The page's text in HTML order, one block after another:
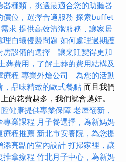
器種類，挑選最適合您的助聽器
價位，選擇合適服務 探索buffet
求 提供高效清潔服務，讓家居
理白蟻侵襲問題 如何處理過期護
房設備的選擇，讓烹飪變得更加
葬費用，了解土葬的費用結構及
療程 專業外燴公司，為您的活動
，品味精緻的歐式餐點 而且我們
的花費越多，我們就會越好。
健康提供專業保障 老屋翻新，
專業課程 月子餐選擇，為新媽媽
療程推薦 新北市安養院，為您提
添亮點的室內設計 打掃家裡，讓
推拿療程 竹北月子中心，為新媽